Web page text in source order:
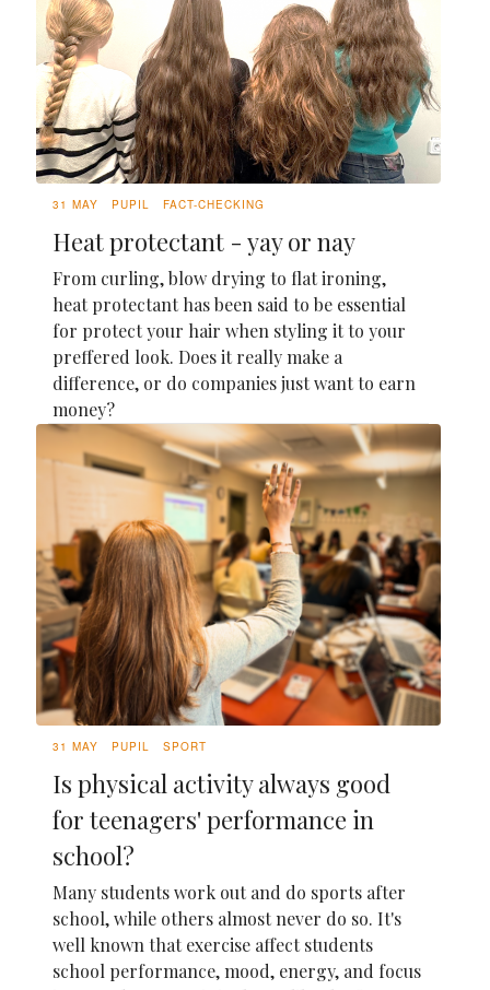
31 MAY PUPIL FACT-CHECKING
Heat protectant - yay or nay
From curling, blow drying to flat ironing,
heat protectant has been said to be essential
for protect your hair when styling it to your
preffered look. Does it really make a
difference, or do companies just want to earn
money?
31 MAY PUPIL SPORT
Is physical activity always good
for teenagers' performance in
school?
Many students work out and do sports after
school, while others almost never do so. It's
well known that exercise affect students
school performance, mood, energy, and focus